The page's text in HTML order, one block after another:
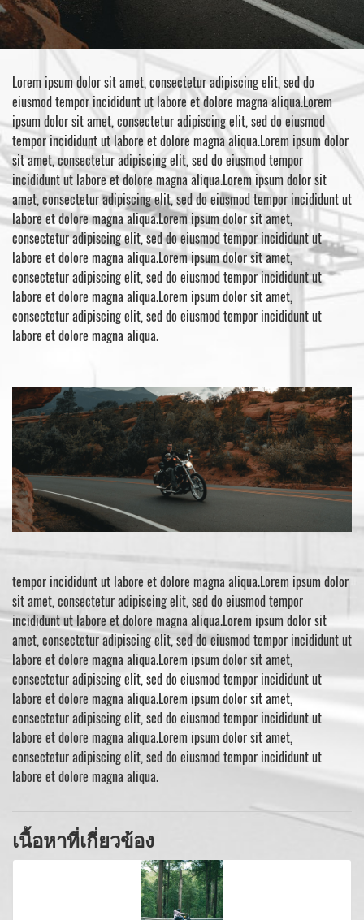
Lorem ipsum dolor sit amet, consectetur adipiscing elit, sed do
eiusmod tempor incididunt ut labore et dolore magna aliqua.Lorem
ipsum dolor sit amet, consectetur adipiscing elit, sed do eiusmod
tempor incididunt ut labore et dolore magna aliqua.Lorem ipsum dolor
sit amet, consectetur adipiscing elit, sed do eiusmod tempor
incididunt ut labore et dolore magna aliqua.Lorem ipsum dolor sit
amet, consectetur adipiscing elit, sed do eiusmod tempor incididunt ut
labore et dolore magna aliqua.Lorem ipsum dolor sit amet,
consectetur adipiscing elit, sed do eiusmod tempor incididunt ut
labore et dolore magna aliqua.Lorem ipsum dolor sit amet,
consectetur adipiscing elit, sed do eiusmod tempor incididunt ut
labore et dolore magna aliqua.Lorem ipsum dolor sit amet,
consectetur adipiscing elit, sed do eiusmod tempor incididunt ut
labore et dolore magna aliqua.
tempor incididunt ut labore et dolore magna aliqua.Lorem ipsum dolor
sit amet, consectetur adipiscing elit, sed do eiusmod tempor
incididunt ut labore et dolore magna aliqua.Lorem ipsum dolor sit
amet, consectetur adipiscing elit, sed do eiusmod tempor incididunt ut
labore et dolore magna aliqua.Lorem ipsum dolor sit amet,
consectetur adipiscing elit, sed do eiusmod tempor incididunt ut
labore et dolore magna aliqua.Lorem ipsum dolor sit amet,
consectetur adipiscing elit, sed do eiusmod tempor incididunt ut
labore et dolore magna aliqua.Lorem ipsum dolor sit amet,
consectetur adipiscing elit, sed do eiusmod tempor incididunt ut
labore et dolore magna aliqua.
เนื้อหาที่เกี่ยวข้อง